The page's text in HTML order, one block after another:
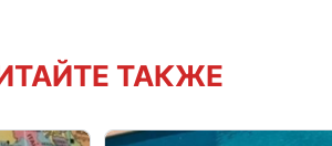
ТАКЖЕ